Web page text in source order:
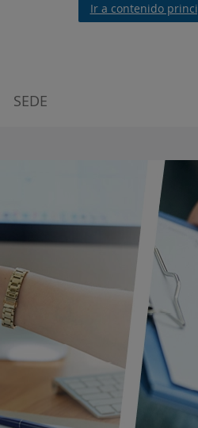
Ir a contenido
SEDE